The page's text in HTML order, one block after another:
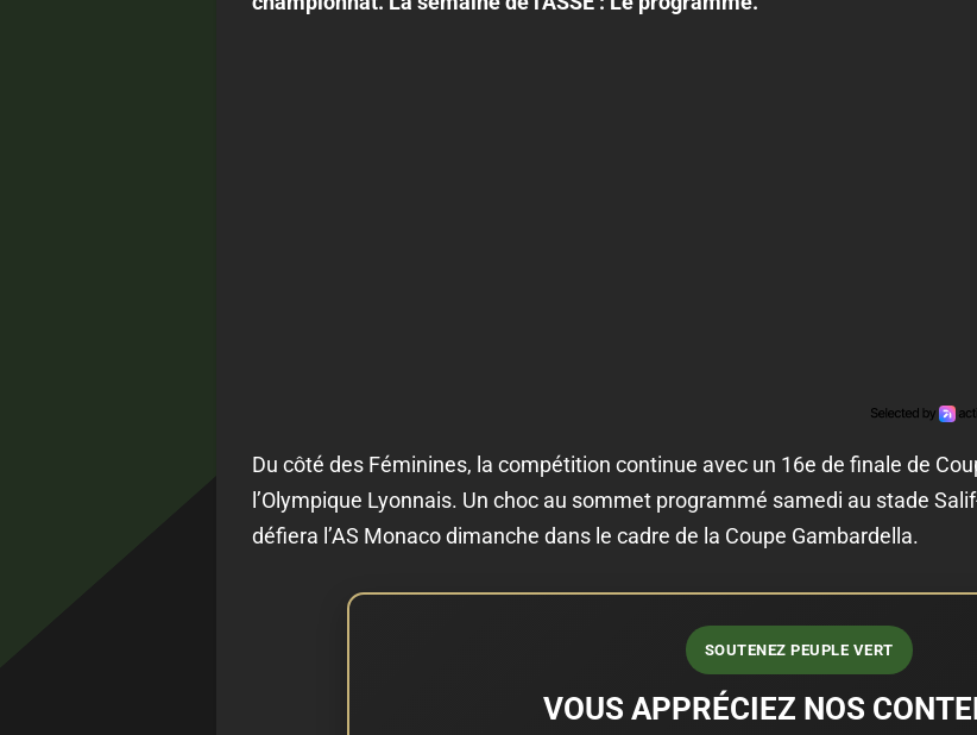
Du côté des Féminines, la compétition continue avec un 16e de finale de
l’Olympique Lyonnais. Un choc au sommet programmé samedi au stade
défiera l’AS Monaco dimanche dans le cadre de la Coupe Gambardella.
SOUTENEZ PEUPLE VERT
VOUS APPRÉCIEZ NOS